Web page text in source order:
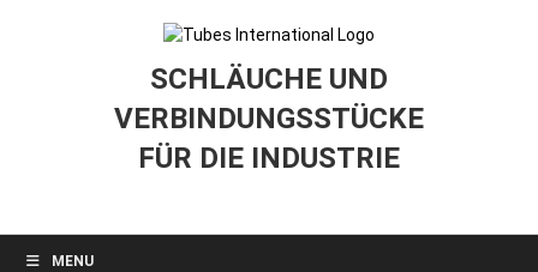
SCHLÄUCHE UND
VERBINDUNGSSTÜCKE
FÜR DIE INDUSTRIE
MENU